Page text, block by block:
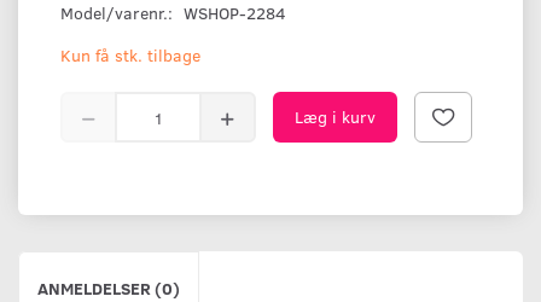
Model/varenr.: WSHOP-2284
Kun få stk. tilbage
Læg i kurv
ANMELDELSER (0)